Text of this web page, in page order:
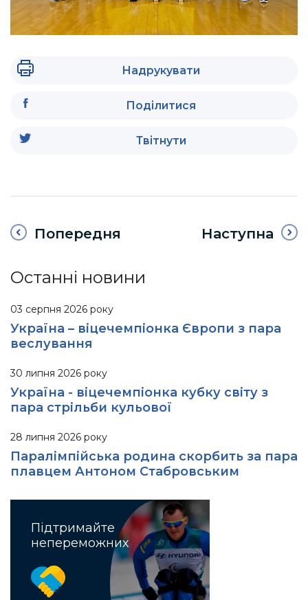
Надрукувати
Поділитися
Твітнути
Попередня Наступна
Останні новини
03 серпня 2026 року
Україна – віцечемпіонка Європи з пара
веслування
30 липня 2026 року
Україна - віцечемпіонка кубку світу з
пара стрільби кульової
28 липня 2026 року
Паралімпійська родина скорбить за пара
плавцем Антоном Стабровським
Підтримайте
непереможних